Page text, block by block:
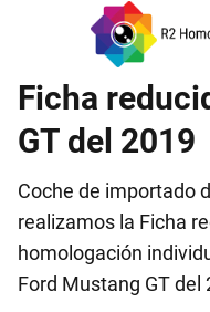
Ficha
GT del 2019
Coche de importado
realizamos la Ficha
homologación
Ford Mustang GT del